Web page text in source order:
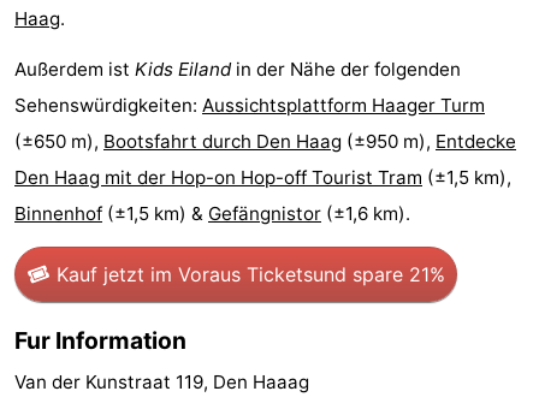
Parken
Reisebuchshop
Adressen
Region
Nordholland
-
Natur
Haag.
Außerdem ist Kids Eilandin der Nähe der folgenden
Sehenswürdigkeiten: Aussichtsplattform Haager Turm
(±650 m), Bootsfahrt durch Den Haag (±950 m), Entdecke
Den Haag mit der Hop-on Hop-off Tourist Tram (±1,5 km),
Binnenhof (±1,5 km) & Gefängnistor (±1,6 km).
Kauf jetzt im Voraus Ticketsund spare 21%
Fur Information
Van der Kunstraat 119, Den Haaag